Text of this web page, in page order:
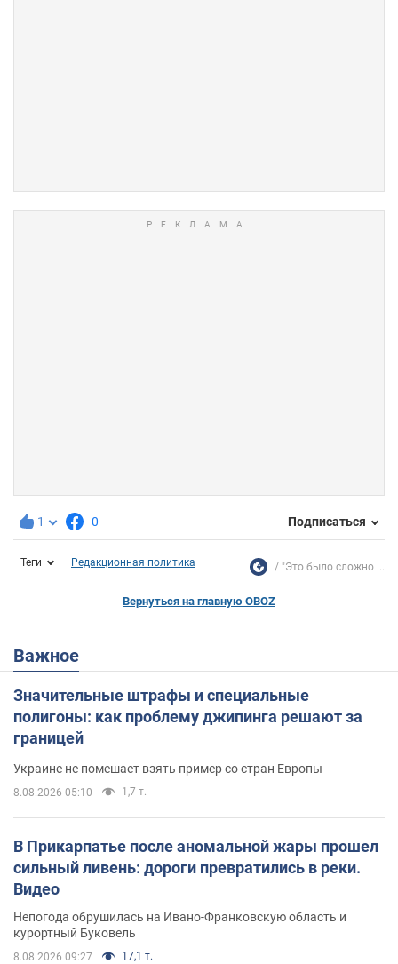
1 0 Подписаться
Теги Редакционная политика "Это было сложно ...
Вернуться на главную OBOZ
Важное
Значительные штрафы и специальные
полигоны: как проблему джипинга решают за
границей
Украине не помешает взять пример со стран Европы
8.08.2026 05:10 1,7 т.
В Прикарпатье после аномальной жары прошел
сильный ливень: дороги превратились в реки.
Видео
Непогода обрушилась на Ивано-Франковскую область и
курортный Буковель
8.08.2026 09:27 17,1 т.